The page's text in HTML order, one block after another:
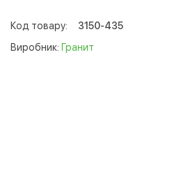
Код товару:
3150-435
Виробник: Гранит